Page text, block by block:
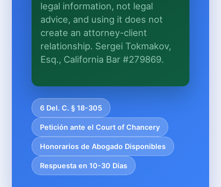
Yo organizo la recepción del caso.
Sergei hace el trabajo legal. Esto es
información general, no asesoría
legal, y no se forma ninguna relación
legal information, not legal
advice, and using it does not
create an attorney-client
relationship. Sergei Tokmakov,
Esq., California Bar #279869.
6 Del. C. § 18-305
Petición ante el Court of Chancery
Honorarios de Abogado Disponibles
Respuesta en 10-30 Días